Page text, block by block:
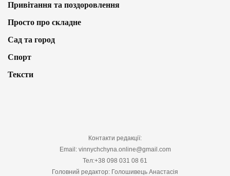
Привітання та поздоровлення
Просто про складне
Сад та город
Спорт
Тексти
Контакти редакції:
Email: vinnychchyna.online@gmail.com
Тел:+38 098 031 08 61
Головний редактор: Голошивець Анастасія